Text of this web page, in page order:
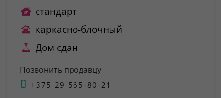
стандарт
каркасно-блочный
Дом сдан
Позвонить продавцу
+375 29 565-80-21